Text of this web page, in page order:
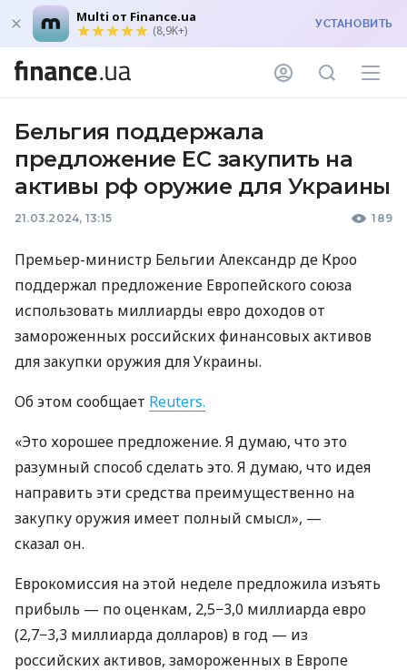
Multi от Finance.ua
(8,9K+) УСТАНОВИТЬ
Бельгия поддержала
предложение ЕС закупить на
активы рф оружие для Украины
21.03.2024, 13:15 189
Премьер-министр Бельгии Александр де Кроо
поддержал предложение Европейского союза
использовать миллиарды евро доходов от
замороженных российских финансовых активов
для закупки оружия для Украины.
Об этом сообщает Reuters.
«Это хорошее предложение. Я думаю, что это
разумный способ сделать это. Я думаю, что идея
направить эти средства преимущественно на
закупку оружия имеет полный смысл», —
сказал он.
Еврокомиссия на этой неделе предложила изъять
прибыль — по оценкам, 2,5−3,0 миллиарда евро
(2,7−3,3 миллиарда долларов) в год — из
российских активов, замороженных в Европе